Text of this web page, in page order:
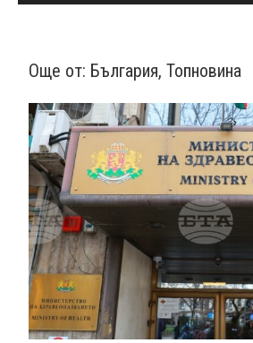
Още от: България, Топновина